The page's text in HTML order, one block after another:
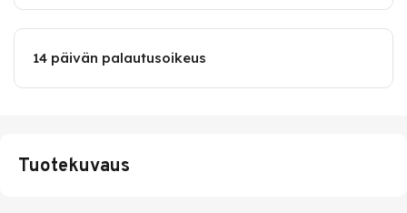
14 päivän palautusoikeus
Tuotekuvaus